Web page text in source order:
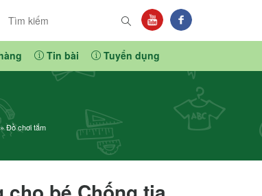
Tin bài Tuyển dụng
Đồ chơi tắm